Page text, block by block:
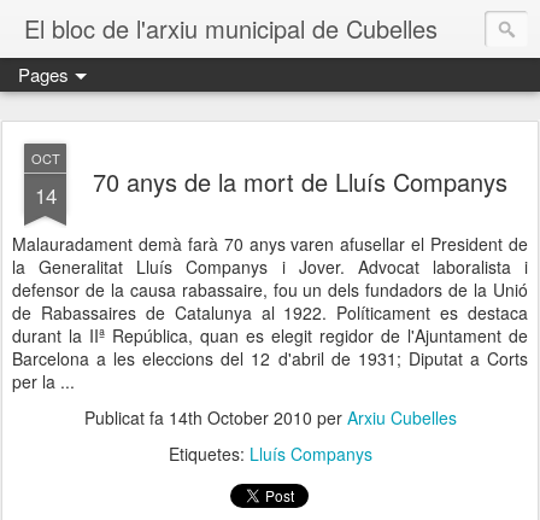
El bloc de l'arxiu municipal de Cubelles
Pages
OCT
14 70 anys de la mort de Lluís Companys
Malauradament demà farà 70 anys varen afusellar el President de
la Generalitat Lluís Companys i Jover. Advocat laboralista i
defensor de la causa rabassaire, fou un dels fundadors de la Unió
de Rabassaires de Catalunya al 1922. Políticament es destaca
durant la IIª República, quan es elegit regidor de l'Ajuntament de
Barcelona a les eleccions del 12 d'abril de 1931; Diputat a Corts
per la ...
Publicat fa 14th October 2010 per Arxiu Cubelles
Etiquetes: Lluís Companys